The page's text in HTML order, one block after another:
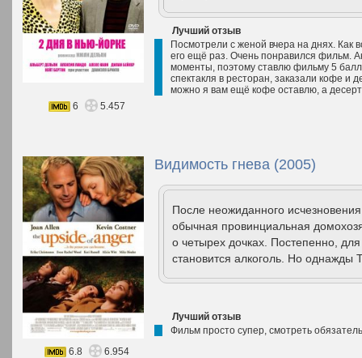
Лучший отзыв
Посмотрели с женой вчера на днях. Как
его ещё раз. Очень понравился фильм.
моменты, поэтому ставлю фильму 5
спектакля в ресторан, заказали кофе и
можно я вам ещё кофе оставлю, а
6
5.457
Видимость гнева (2005)
После неожиданного
обычная провинциальная
о четырех дочках. Постепенно,
становится алкоголь. Но однажды
Лучший отзыв
Фильм просто супер, смотреть
6.8
6.954